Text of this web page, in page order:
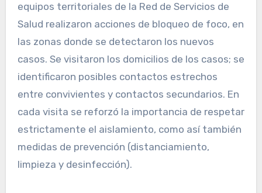
equipos territoriales de la Red de Servicios de
Salud realizaron acciones de bloqueo de foco, en
las zonas donde se detectaron los nuevos
casos. Se visitaron los domicilios de los casos; se
identificaron posibles contactos estrechos
entre convivientes y contactos secundarios. En
cada visita se reforzó la importancia de respetar
estrictamente el aislamiento, como así también
medidas de prevención (distanciamiento,
limpieza y desinfección).